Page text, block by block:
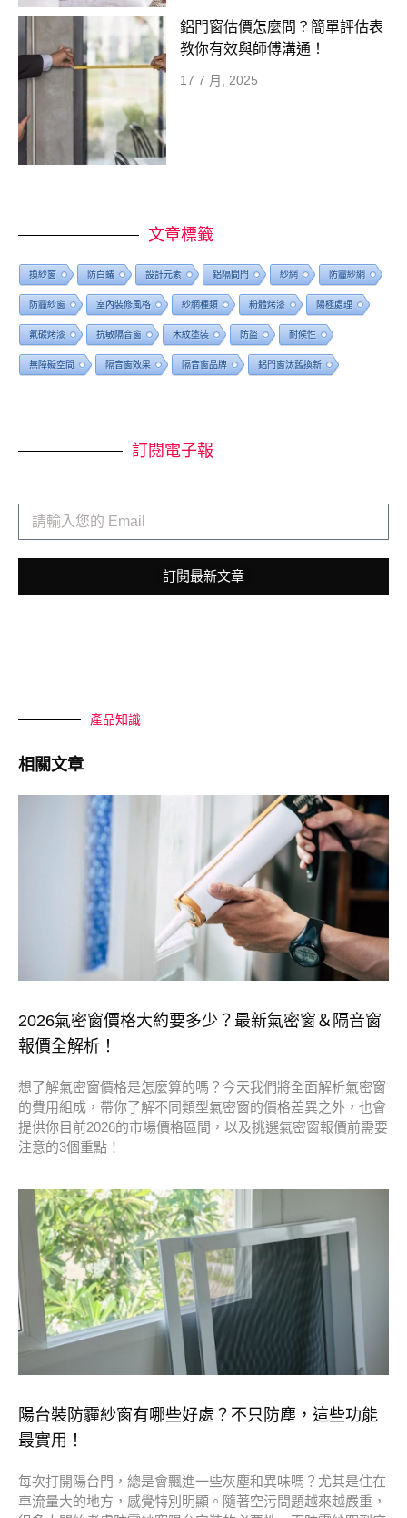
鋁門窗估價怎麼問？簡單評估表
教你有效與師傅溝通！
17 7 月, 2025
文章標籤
換紗窗 防白蟻 設計元素 鋁隔間門 紗網 防霾紗網
防霾紗窗 室內裝修風格 紗網種類 粉體烤漆 陽極處理
氟碳烤漆 抗敏隔音窗 木紋塗裝 防盜 耐候性
無障礙空間 隔音窗效果 隔音窗品牌 鋁門窗汰舊換新
訂閱電子報
訂閱最新文章
產品知識
相關文章
2026氣密窗價格大約要多少？最新氣密窗＆隔音窗
報價全解析！
想了解氣密窗價格是怎麼算的嗎？今天我們將全面解析氣密窗
的費用組成，帶你了解不同類型氣密窗的價格差異之外，也會
提供你目前2026的市場價格區間，以及挑選氣密窗報價前需要
注意的3個重點！
陽台裝防霾紗窗有哪些好處？不只防塵，這些功能
最實用！
每次打開陽台門，總是會飄進一些灰塵和異味嗎？尤其是住在
車流量大的地方，感覺特別明顯。隨著空污問題越來越嚴重，